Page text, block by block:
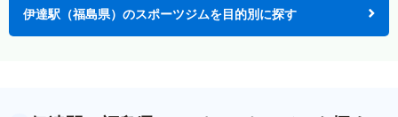
伊達駅（福島県）のスポーツジムを目的別に探す